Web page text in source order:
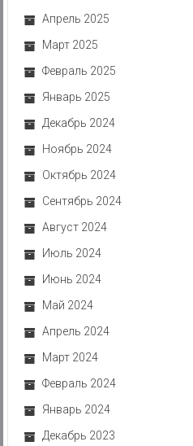
Апрель 2025
Март 2025
Февраль 2025
Январь 2025
Декабрь 2024
Ноябрь 2024
Октябрь 2024
Сентябрь 2024
Август 2024
Июль 2024
Июнь 2024
Май 2024
Апрель 2024
Март 2024
Февраль 2024
Январь 2024
Декабрь 2023